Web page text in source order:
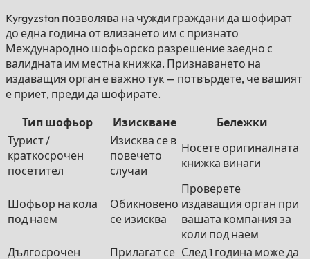
Kyrgyzstan позволява на чужди граждани да шофират
до една година от влизането им с признато
Международно шофьорско разрешение заедно с
валидната им местна книжка. Признаването на
издаващия орган е важно тук — потвърдете, че вашият
е приет, преди да шофирате.
Тип шофьор Изискване
Бележки
Турист /
краткосрочен
посетител
Изисква се в
повечето
случаи
Носете оригиналната
книжка винаги
Шофьор на кола
под наем
Обикновено
се изисква
Проверете
издаващия орган при
вашата компания за
коли под наем
Дългосрочен
Прилагат се След 1 година може да